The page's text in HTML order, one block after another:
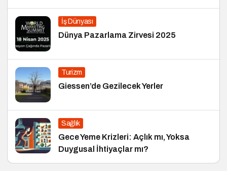
İş Dünyası
Dünya Pazarlama Zirvesi 2025
Turizm
Giessen’de Gezilecek Yerler
Sağlık
Gece Yeme Krizleri: Açlık mı, Yoksa
Duygusal İhtiyaçlar mı?